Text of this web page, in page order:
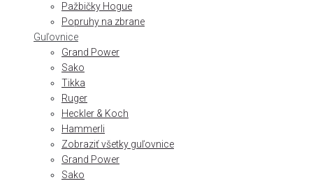
Pažbičky Hogue
Popruhy na zbrane
Guľovnice
Grand Power
Sako
Tikka
Ruger
Heckler & Koch
Hammerli
Zobraziť všetky guľovnice
Grand Power
Sako